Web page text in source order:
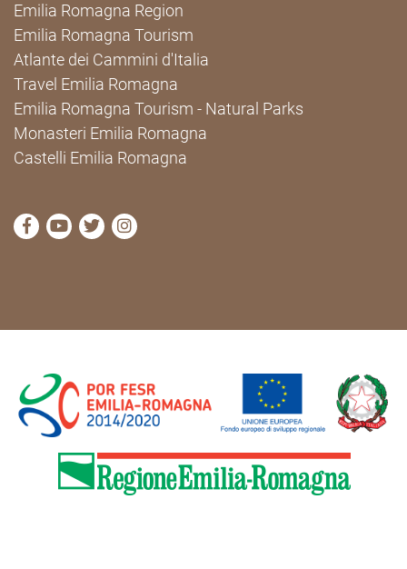
Emilia Romagna Region
Emilia Romagna Tourism
Atlante dei Cammini d'Italia
Travel Emilia Romagna
Emilia Romagna Tourism - Natural Parks
Monasteri Emilia Romagna
Castelli Emilia Romagna
visit Cammini Emilia-Romagna Facebook profile
visit Cammini Emilia-Romagna YouTube profile
visit Cammini Emilia-Romagna Twitter
visit Cammini Emilia-Romagna